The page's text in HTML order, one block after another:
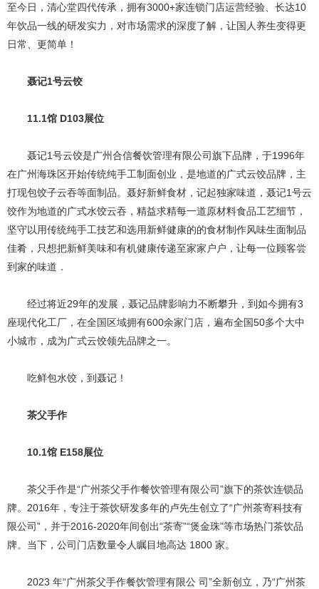
至今日，清心堂四代传承，拥有3000+家连锁门店运营经验、长达10
年饮品一线的研发实力，对市场需求的深度了解，让国人养生变得更
日常、更简单！
聂记1号云饺
11.1馆 D103展位
聂记1号云饺是广州合信餐饮管理有限公司旗下品牌，于1996年
在广州海珠区开始传统纯手工制面创业，是地道的广式云饺品牌，主
打现包饺子云吞等面制品。聂好新鲜食材，记起独家味道，聂记1号云
饺作为地道的广式水饺云吞，精益求精每一道原材料食品工艺细节，
坚守以用传统纯手工技艺和选用新鲜健康的的食材制作风味生面制品
佳肴，只想把新鲜美味和有机健康传递至家家户户，让每一位顾客尝
到家的味道．
经过将近29年的发展，聂记品牌影响力不断攀升，到如今拥有3
座现代化工厂，在全国区域拥有600余家门店，遍布全国50多个大中
小城市，成为广式云饺领先品牌之一。
吃鲜包水饺，到聂记！
茶父手作
10.1馆 E158展位
茶父手作是“广州茶父手作餐饮管理有限公司”旗下的茶饮连锁品
牌。2016年，专注于茶饮研发多年的卢先生创立了“广州茶寄科技有
限公司”，并于2016-2020年间创出“茶寄”“煲金珠”等市场热门茶饮品
牌。当下，公司门店数量令人瞩目地高达 1800 家。
2023 年“广州茶父手作餐饮管理有限公 司”全新创立，乃“广州茶